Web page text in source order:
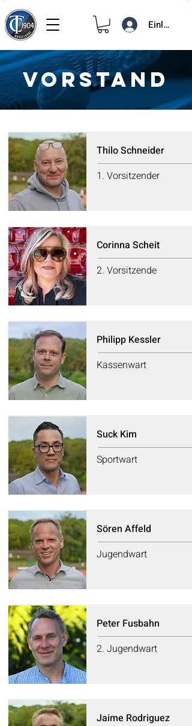
Einloggen
VORSTAND
Thilo Schneider
1. Vorsitzender
Corinna Scheit
2. Vorsitzende
Philipp Kessler
Kassenwart
Suck Kim
Sportwart
Sören Affeld
Jugendwart
Peter Fusbahn
2. Jugendwart
Jaime Rodriguez